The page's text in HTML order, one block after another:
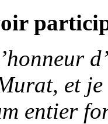
et
entier